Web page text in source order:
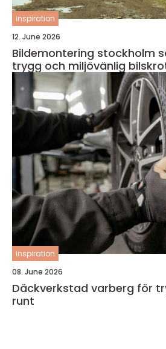
inspiration
12. June 2026
Bildemontering stockholm så fungerar en
trygg och miljövänlig
inspiration
08. June 2026
Däckverkstad varberg för
runt